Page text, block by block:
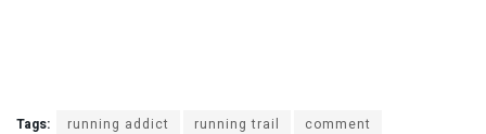
Tags: running addict running trail
comment